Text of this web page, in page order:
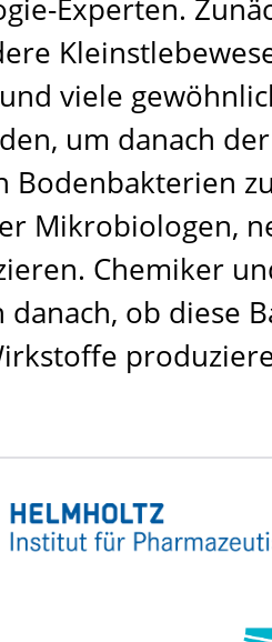
Experten.
viele
um danach
Bodenbakterien
Mikrobiologen,
Chemiker
danach, ob diese